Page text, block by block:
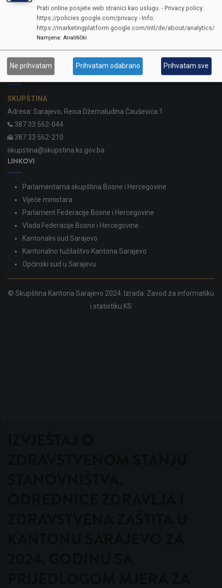
KONTAKTI
SKUPŠTINA
Adresa: Sarajevo, Reisa Džemaludina Čauševića 1
387 33 562-044
387 33 562-210
skupstina@skupstina.ks.gov.ba
LINKOVI
Parlamentarna skupština Bosne i Hercegovine
Vijeće ministara
Parlament Federacije Bosne i Hercegovine
Vlada Federacije Bosne i Hercegovine
Kantonalni sud Sarajevo
Kantonalno tužilaštvo Kantona Sarajevo
Općinski sud u Sarajevu
© Skupština Kantona Sarajevo 2024. Izrada: Zavod za informatiku
i statistiku KS
Prati online posjete web stranici kao uslugu. - Privacy policy:
https://policies.google.com/privacy - Info:
https://marketingplatform.google.com/intl/de/about/analytics/
Namjena: Analitički
Ne prihvatam Prihvatam odabrano Prihvatam sve